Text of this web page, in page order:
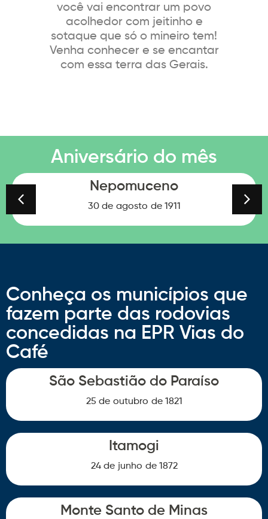
você vai encontrar um povo
acolhedor com jeitinho e
sotaque que só o mineiro tem!
Venha conhecer e se encantar
com essa terra das Gerais.
Aniversário do mês
Nepomuceno
30 de agosto de 1911
Conheça os municípios que
fazem parte das rodovias
concedidas na EPR Vias do
Café
São Sebastião do Paraíso
25 de outubro de 1821
Itamogi
24 de junho de 1872
Monte Santo de Minas